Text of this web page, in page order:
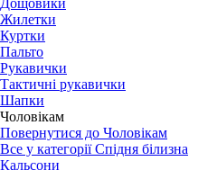
Дощовики
Жилетки
Куртки
Пальто
Рукавички
Тактичні рукавички
Шапки
Чоловікам
Повернутися до Чоловікам
Все у категорії Спідня білизна
Кальсони